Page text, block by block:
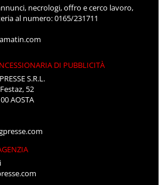
necrologi, offro e cerco lavoro,
al numero: 0165/231711
DI PUBBLICITÀ
S.R.L.
52
AOSTA